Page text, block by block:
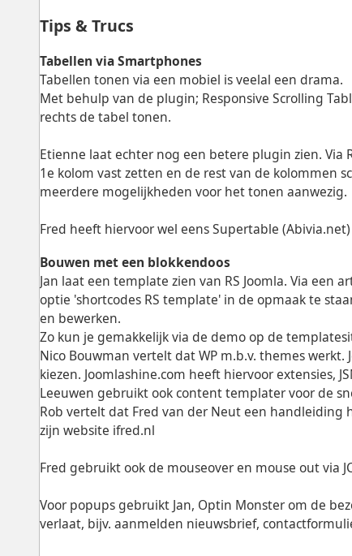
Tips & Trucs
Tabellen via Smartphones
Tabellen tonen via een mobiel is veelal een drama.
Met behulp van de plugin; Responsive Scrolling
rechts de tabel tonen.
Etienne laat echter nog een betere plugin zien. Via
1e kolom vast zetten en de rest van de kolommen
meerdere mogelijkheden voor het tonen aanwezig.
Fred heeft hiervoor wel eens Supertable
Bouwen met een blokkendoos
Jan laat een template zien van RS Joomla. Via een
optie 'shortcodes RS template' in de opmaak te
en bewerken.
Zo kun je gemakkelijk via de demo op de
Nico Bouwman vertelt dat WP m.b.v. themes
kiezen. Joomlashine.com heeft hiervoor extensies,
Leeuwen gebruikt ook content templater voor de
Rob vertelt dat Fred van der Neut een handleiding
zijn website ifred.nl
Fred gebruikt ook de mouseover en mouse out via
Voor popups gebruikt Jan, Optin Monster om de
verlaat, bijv. aanmelden nieuwsbrief,